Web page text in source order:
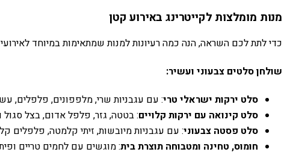
מנות מומלצות לקייטרינג באירוע קטן
כדי לתת לכם השראה, הנה כמה רעיונות למנות שמתאימות במיוחד
שולחן סלטים צבעוני ועשיר:
סלט ירקות ישראלי טרי: עם עגבניות שרי, מלפפונים, פלפלים,
סלט קינואה עם ירקות קלויים: בטטה, גזר, פלפל אדום, בצל סגול
סלט פסטה צבעוני: עם עגבניות מיובשות, זיתי קלמטה, פלפלים
חומוס, טחינה ומטבוחה תוצרת בית: מוגשים עם לחמים טריים